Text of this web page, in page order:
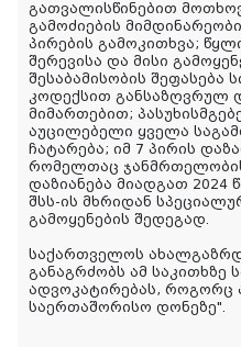
გათვალისწინებით
გამოძიების
პირების გამოკითხვა;
შერევისა და მისი
შესაბამისობის შეფასება
კოდექსით განსაზღვრულ
მიმართებით;
აუცილებელი ყველა
ჩატარება; იმ 7 პირის
რომელთაც ჯანმრთელობის
დაზიანება მიადგათ 2024
შსს-ის მხრიდან
გამოყენების შედეგად.
საქართველოს
განაგრძობს ამ საკითხზე
ადვოკატირებას, როგორც
საერთაშორისო დონეზე".